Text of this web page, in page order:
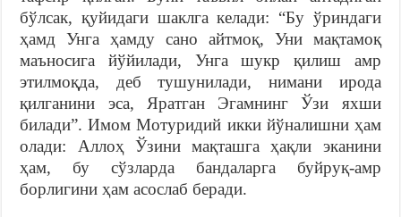
бўлсак, қуйидаги шаклга келади: “Бу ўриндаги
ҳамд Унга ҳамду сано айтмоқ, Уни мақтамоқ
маъносига йўйилади, Унга шукр қилиш амр
этилмоқда, деб тушунилади, нимани ирода
қилганини эса, Яратган Эгамнинг Ўзи яхши
билади”. Имом Мотуридий икки йўналишни ҳам
олади: Аллоҳ Ўзини мақташга ҳақли эканини
ҳам, бу сўзларда бандаларга буйруқ-амр
борлигини ҳам асослаб беради.